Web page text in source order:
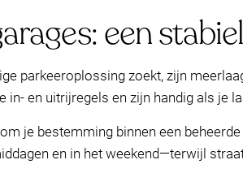
een
parkeeroplossing zoekt, zijn
in- en uitrijregels en zijn handig als je
je bestemming binnen een
en in het weekend—terwijl